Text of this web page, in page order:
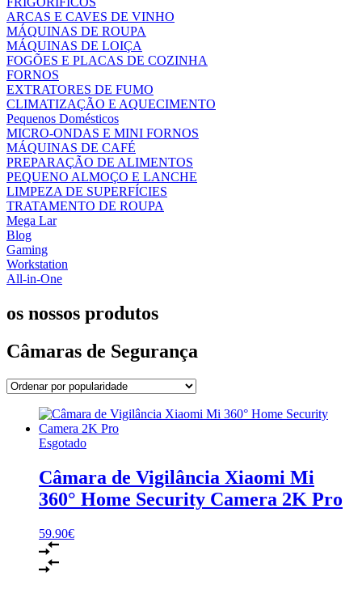
ARCAS E CAVES DE VINHO
MÁQUINAS DE ROUPA
MÁQUINAS DE LOIÇA
FOGÕES E PLACAS DE COZINHA
FORNOS
EXTRATORES DE FUMO
CLIMATIZAÇÃO E AQUECIMENTO
Pequenos Domésticos
MICRO-ONDAS E MINI FORNOS
MÁQUINAS DE CAFÉ
PREPARAÇÃO DE ALIMENTOS
PEQUENO ALMOÇO E LANCHE
LIMPEZA DE SUPERFÍCIES
TRATAMENTO DE ROUPA
Mega Lar
Blog
Gaming
Workstation
All-in-One
os nossos produtos
Câmaras de Segurança
Esgotado
Câmara de Vigilância Xiaomi Mi
360° Home Security Camera 2K Pro
59.90€